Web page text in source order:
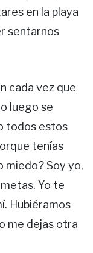
en la playa
sentarnos
cada vez que
luego se
todos estos
tenías
miedo? Soy yo,
Yo te
Hubiéramos
me dejas otra